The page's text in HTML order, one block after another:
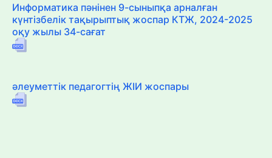
Информатика пәнінен 9-сыныпқа арналған
күнтізбелік тақырыптық жоспар КТЖ, 2024-2025
оқу жылы 34-сағат
әлеуметтік педагогтің ЖІИ жоспары